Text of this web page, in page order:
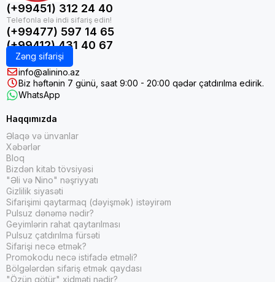
(+99451) 312 24 40
(+99477) 597 14 65
(+99412) 431 40 67
Zəng sifarişi
info@alinino.az
Biz həftənin 7 günü, saat 9:00 - 20:00 qədər çatdırılma edirik.
WhatsApp
Haqqımızda
Əlaqə və ünvanlar
Xəbərlər
Bloq
Bizdən kitab tövsiyəsi
"Əli və Nino" nəşriyyatı
Gizlilik siyasəti
Sifarişimi qaytarmaq (dəyişmək) istəyirəm
Pulsuz dənəmə nədir?
Geyimlərin rahat qaytarılması
Pulsuz çatdırılma fürsəti
Sifarişi necə etmək?
Promokodu necə istifadə etməli?
Bölgələrdən sifariş etmək qaydası
"Özün götür" xidməti nədir?